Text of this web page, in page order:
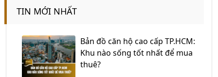
TIN MỚI NHẤT
Bản đồ căn hộ cao cấp TP.HCM:
Khu nào sống tốt nhất để mua
thuê?